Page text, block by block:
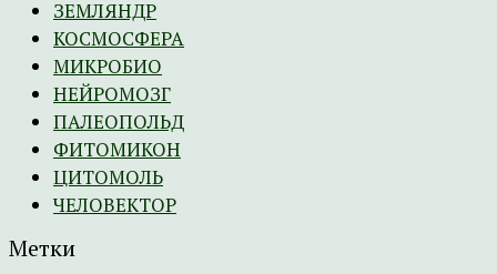
ЗЕМЛЯНДР
КОСМОСФЕРА
МИКРОБИО
НЕЙРОМОЗГ
ПАЛЕОПОЛЬД
ФИТОМИКОН
ЦИТОМОЛЬ
ЧЕЛОВЕКТОР
Метки